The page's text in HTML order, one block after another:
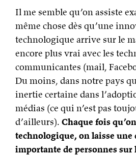
Il me semble qu’on assiste
même chose dès qu’une
technologique arrive sur le
encore plus vrai avec les
communicantes (mail,
Du moins, dans notre pays
inertie certaine dans
médias (ce qui n’est pas
d’ailleurs). Chaque fois
technologique, on laisse une
importante de personnes sur